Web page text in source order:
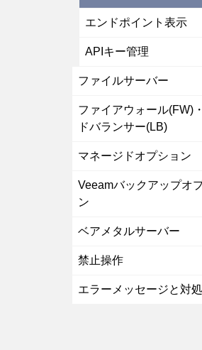
エンドポイント表示
APIキー管理
ファイルサーバー
ファイアウォール(FW)
ドバランサー(LB)
マネージドオプション
Veeamバックアップオ
ン
ベアメタルサーバー
禁止操作
エラーメッセージと対